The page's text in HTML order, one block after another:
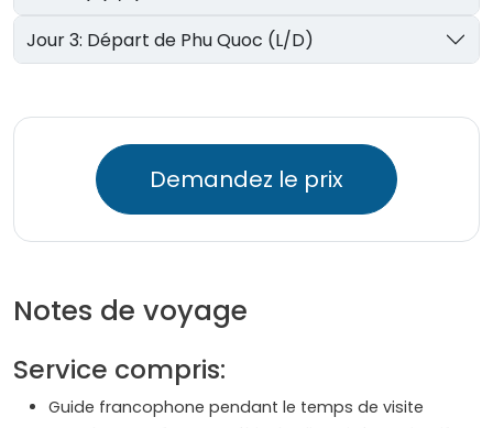
Jour 3: Départ de Phu Quoc (L/D)
Demandez le prix
Notes de voyage
Service compris:
Guide francophone pendant le temps de visite